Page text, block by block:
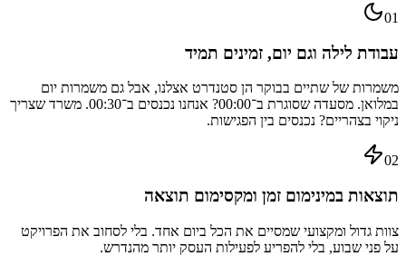
01
עבודת לילה וגם יום, זמינים תמיד
משמרות של שתיים בבוקר הן סטנדרט אצלנו, אבל גם משמרות יום
במלואן. מסעדה שסוגרת ב־00:00? אנחנו נכנסים ב־00:30. משרד שצריך
ניקוי בצהריים? נכנסים בין הפגישות.
02
תוצאות במינימום זמן ומקסימום תוצאה
צוות גדול ומקצועי שמסיים את הכל ביום אחד. בלי לסחוב את הפרויקט
על פני שבוע, בלי להפריע לפעילות העסק יותר מהנדרש.